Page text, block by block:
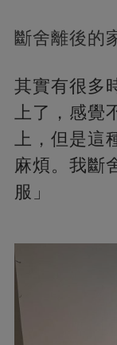
斷舍離後的
其實有很多
上了，感覺
上，但是這
麻煩。我斷
服」